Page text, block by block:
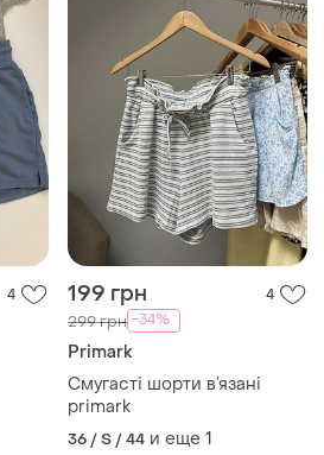
4 199 грн 4
299 грн -34%
Primark
Смугасті шорти в’язані
primark
36 / S / 44 и еще 1